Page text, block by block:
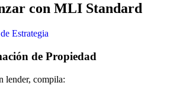
con MLI Standard
Estrategia
de Propiedad
lender, compila: